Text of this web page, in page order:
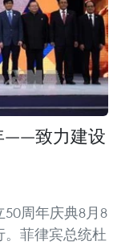
——致力建设
周年庆典8月8
。菲律宾总统杜